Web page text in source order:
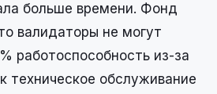
больше времени. Фонд
валидаторы не могут
работоспособность из-за
техническое обслуживание